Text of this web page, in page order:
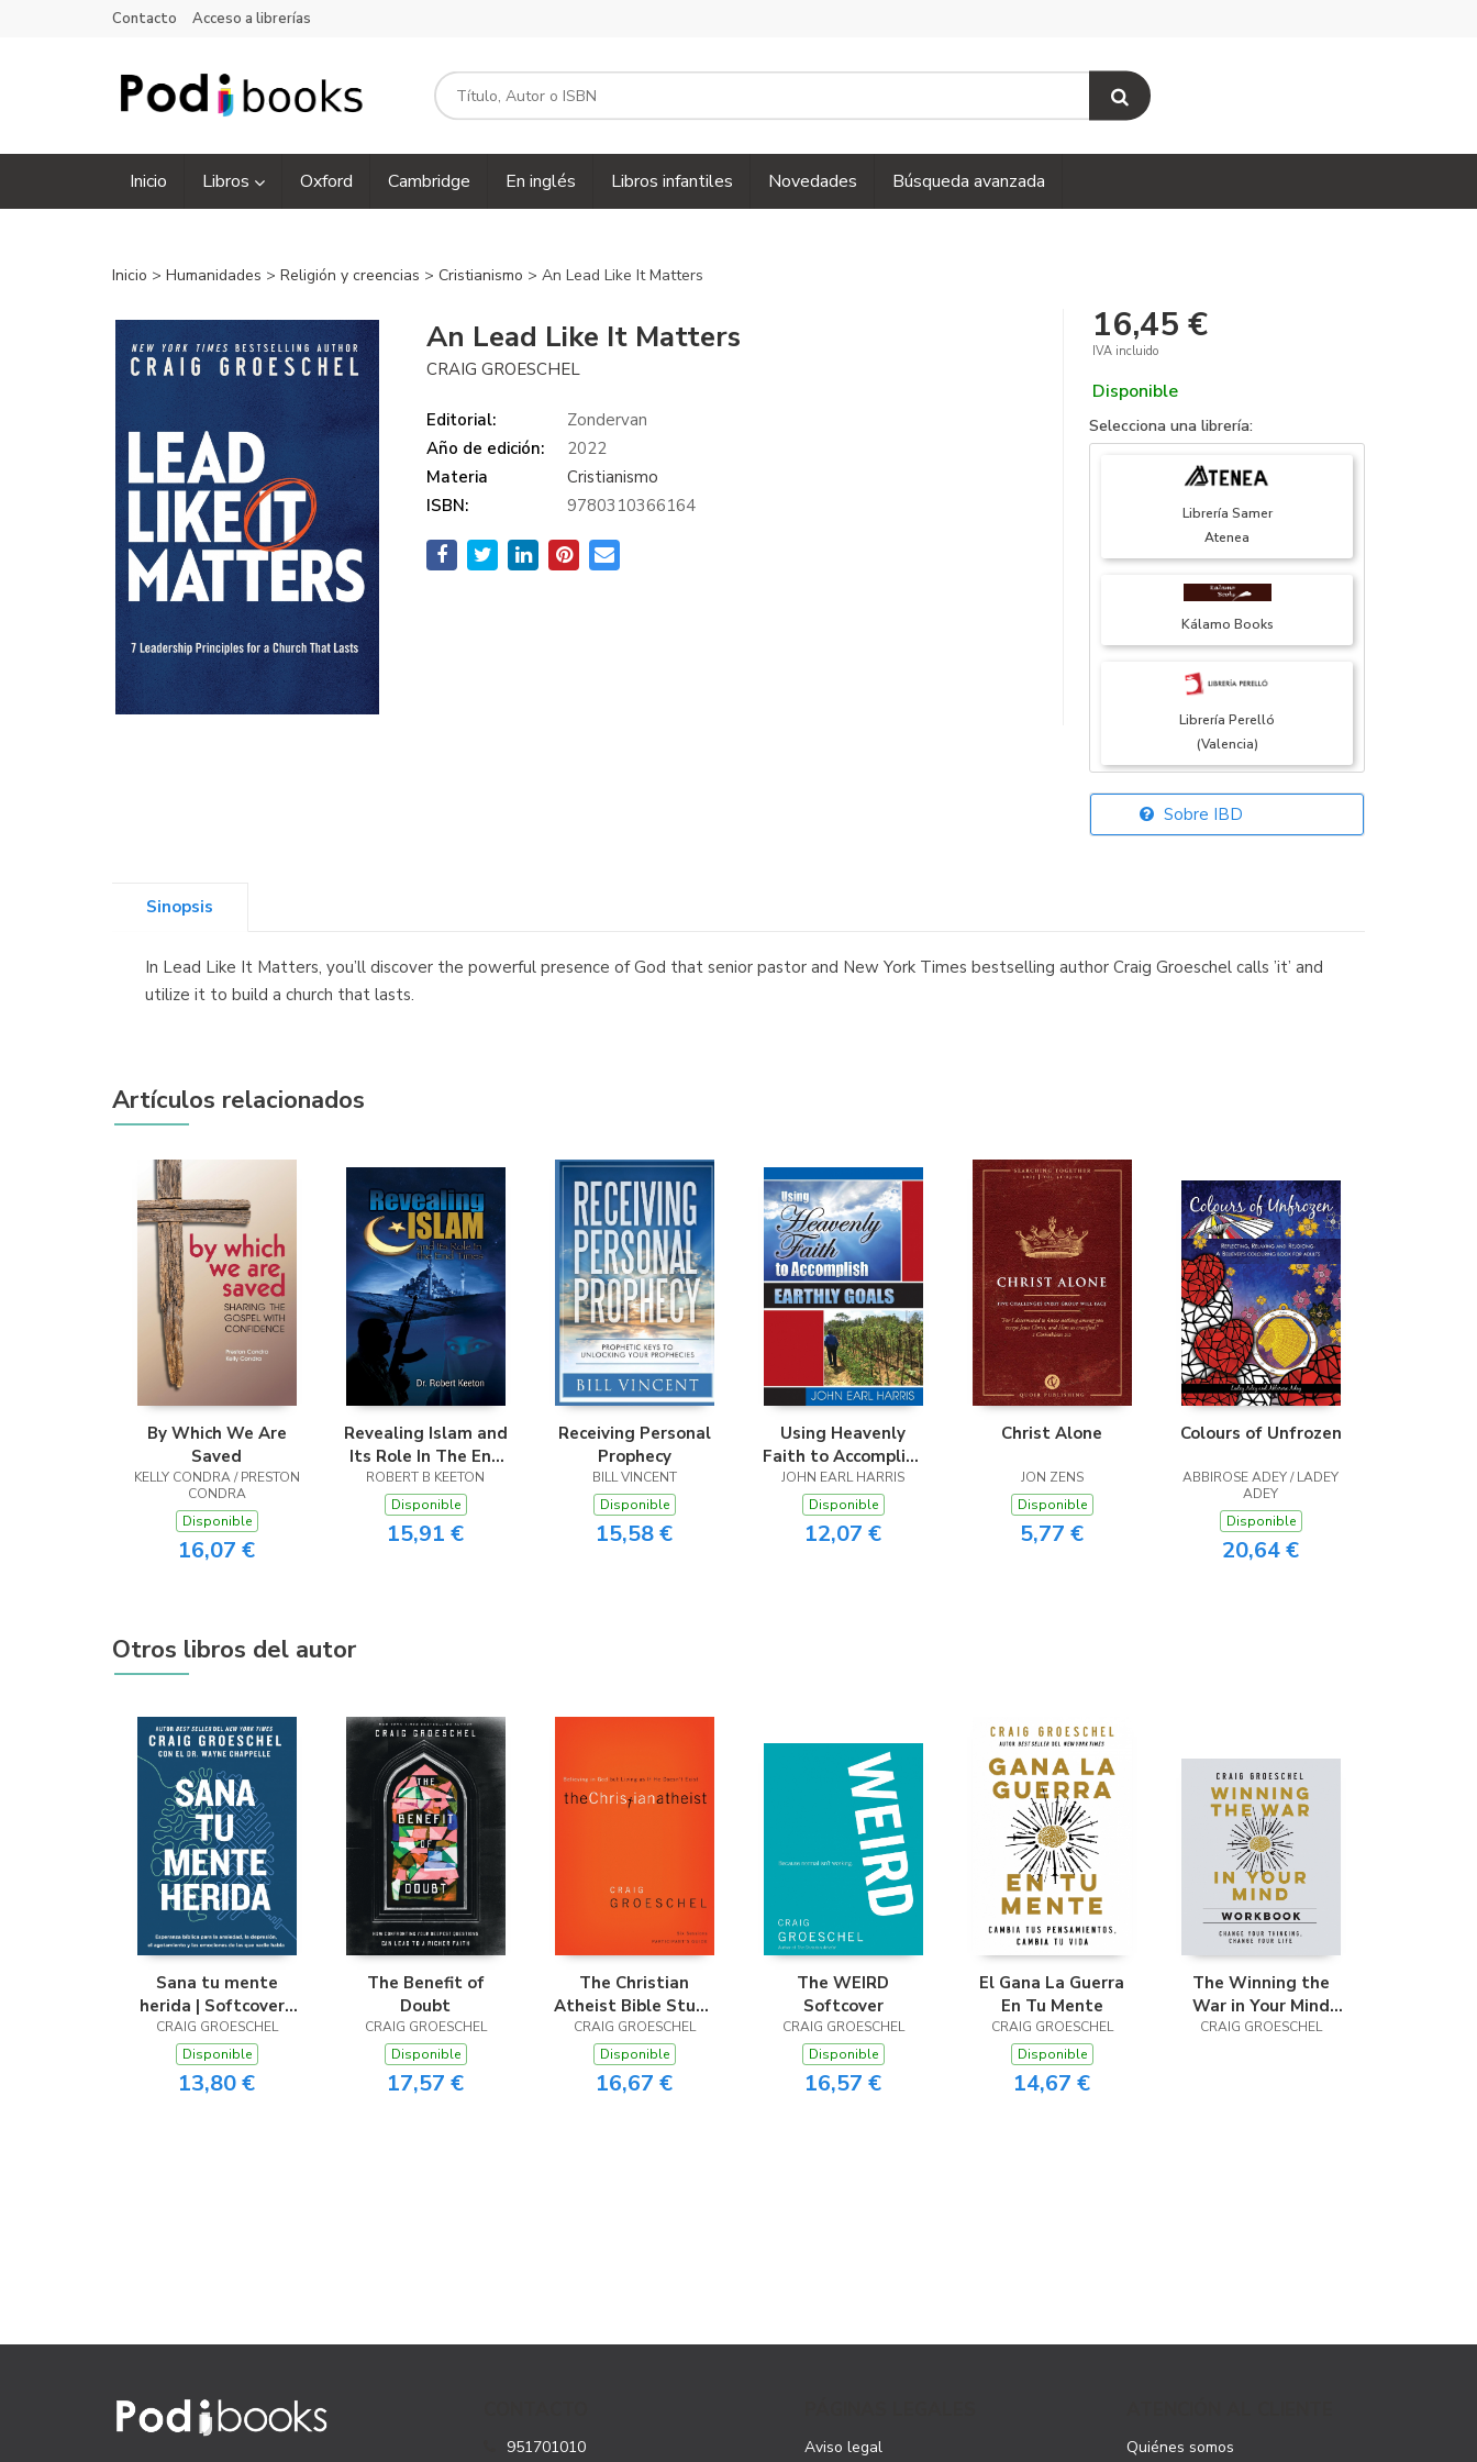
Contacto Acceso a librerías
Inicio Libros Oxford Cambridge En inglés Libros infantiles Novedades Búsqueda avanzada
Inicio > Humanidades > Religión y creencias > Cristianismo > An Lead Like It Matters
An Lead Like It Matters
CRAIG GROESCHEL
Editorial:
Zondervan
Año de edición:
2022
Materia
Cristianismo
ISBN:
9780310366164
16,45 €
IVA incluido
Disponible
Selecciona una librería:
Librería Samer
Atenea
Kálamo Books
Librería Perelló
(Valencia)
Librería Elías
Sobre IBD
Sinopsis
In Lead Like It Matters, you’ll discover the powerful presence of God that senior pastor and New York Times bestselling author Craig Groeschel calls ’it’ and
utilize it to build a church that lasts.
Artículos relacionados
By Which We Are
Saved
KELLY CONDRA / PRESTON
CONDRA
Disponible
16,07 €
Revealing Islam and
Its Role In The End
Times
ROBERT B KEETON
Disponible
15,91 €
Receiving Personal
Prophecy
BILL VINCENT
Disponible
15,58 €
Using Heavenly
Faith to Accomplish
Earthly Goals
JOHN EARL HARRIS
Disponible
12,07 €
Christ Alone
JON ZENS
Disponible
5,77 €
Colours of Unfrozen
ABBIROSE ADEY / LADEY
ADEY
Disponible
20,64 €
Otros libros del autor
Sana tu mente
herida | Softcover |
Heal Your Hurting
Mind
CRAIG GROESCHEL
Disponible
13,80 €
The Benefit of
Doubt
CRAIG GROESCHEL
Disponible
17,57 €
The Christian
Atheist Bible Study
Participant’s Guide
CRAIG GROESCHEL
Disponible
16,67 €
The WEIRD
Softcover
CRAIG GROESCHEL
Disponible
16,57 €
El Gana La Guerra
En Tu Mente
CRAIG GROESCHEL
Disponible
14,67 €
The Winning the
War in Your Mind
Workbook
CRAIG GROESCHEL
951701010 Aviso legal Quiénes somos